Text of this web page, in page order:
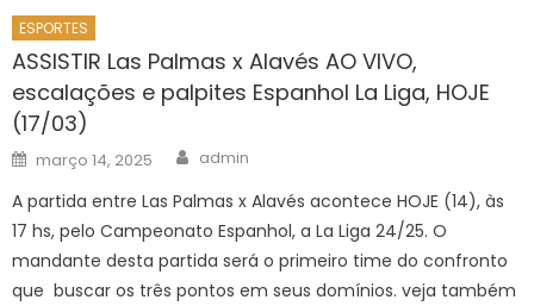
ESPORTES
ASSISTIR Las Palmas x Alavés AO VIVO,
escalações e palpites Espanhol La Liga, HOJE
(17/03)
Posted
on
março 14, 2025 Author
admin
A partida entre Las Palmas x Alavés acontece HOJE (14), às
17 hs, pelo Campeonato Espanhol, a La Liga 24/25. O
mandante desta partida será o primeiro time do confronto
que buscar os três pontos em seus domínios. veja também